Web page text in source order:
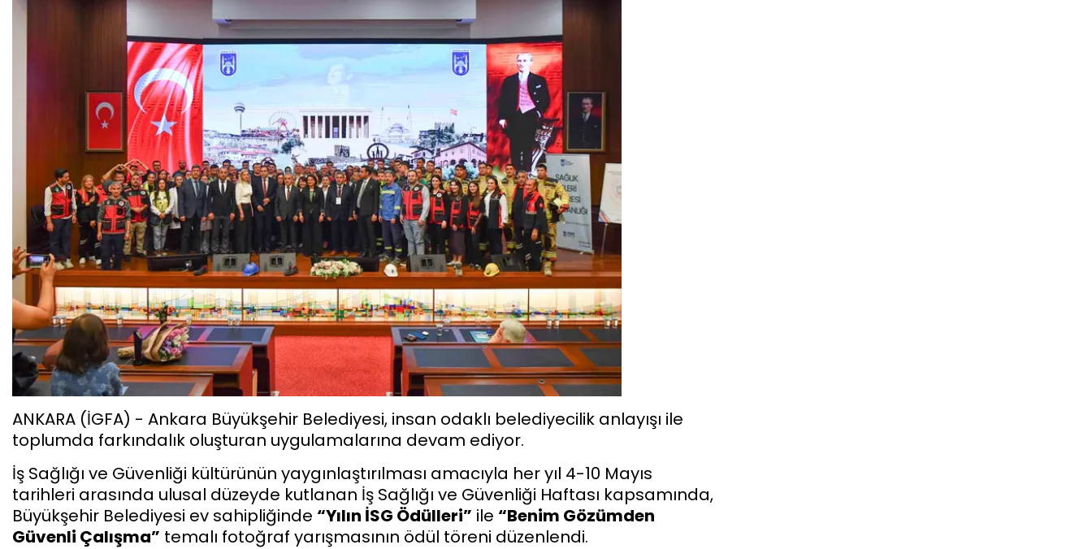
ANKARA (İGFA) - Ankara Büyükşehir Belediyesi, insan odaklı belediyecilik anlayışı ile
toplumda farkındalık oluşturan uygulamalarına devam ediyor.
İş Sağlığı ve Güvenliği kültürünün yaygınlaştırılması amacıyla her yıl 4-10 Mayıs
tarihleri arasında ulusal düzeyde kutlanan İş Sağlığı ve Güvenliği Haftası kapsamında,
Büyükşehir Belediyesi ev sahipliğinde “Yılın İSG Ödülleri” ile “Benim Gözümden
Güvenli Çalışma” temalı fotoğraf yarışmasının ödül töreni düzenlendi.